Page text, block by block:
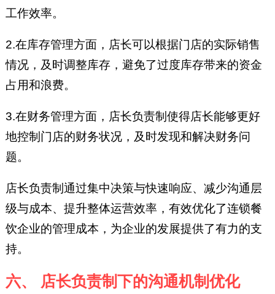
工作效率。
2.在库存管理方面，店长可以根据门店的实际销售
情况，及时调整库存，避免了过度库存带来的资金
占用和浪费。
3.在财务管理方面，店长负责制使得店长能够更好
地控制门店的财务状况，及时发现和解决财务问
题。
店长负责制通过集中决策与快速响应、减少沟通层
级与成本、提升整体运营效率，有效优化了连锁餐
饮企业的管理成本，为企业的发展提供了有力的支
持。
六、 店长负责制下的沟通机制优化